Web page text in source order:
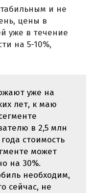
и не
цены в
уже в течение
на 5-10%,
уже на
лет, к маю
в 2,5 млн
стоимость
может
на 30%.
необходим,
сейчас, не